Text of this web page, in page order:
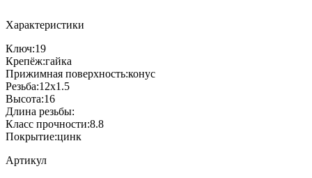
Характеристики
Ключ:19
Крепёж:гайка
Прижимная поверхность:конус
Резьба:12x1.5
Высота:16
Длина резьбы:
Класс прочности:8.8
Покрытие:цинк
Артикул